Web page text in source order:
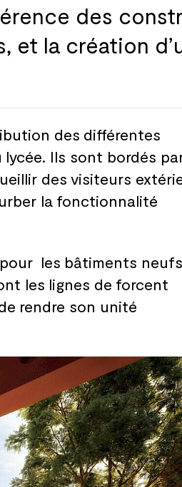
des
et la création
des différentes
lycée. Ils sont bordés
des visiteurs
la fonctionnalité
les bâtiments neufs,
les lignes de forcent
rendre son unité